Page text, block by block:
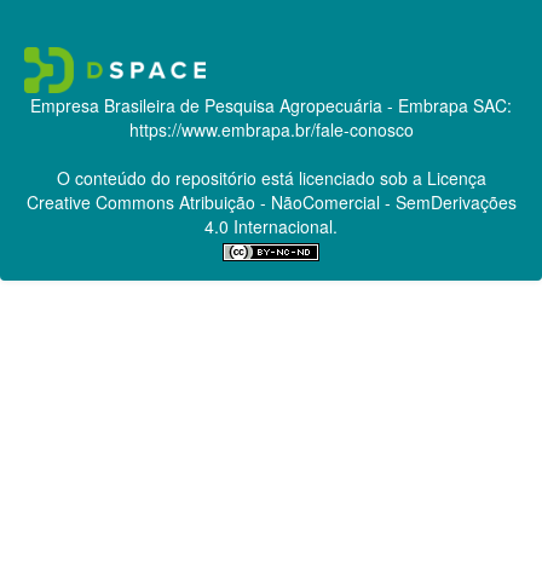
Empresa Brasileira de Pesquisa Agropecuária - Embrapa SAC:
https://www.embrapa.br/fale-conosco
O conteúdo do repositório está licenciado sob a Licença
Creative CommonsAtribuição - NãoComercial - SemDerivações
4.0 Internacional.